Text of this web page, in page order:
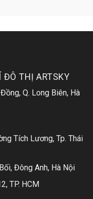
ĐÔ THỊ ARTSKY
Q. Long Biên, Hà
Tích Lương, Tp. Thái
Đông Anh, Hà Nội
TP. HCM